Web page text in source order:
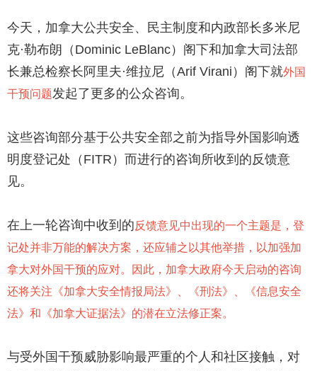
今天，加拿大公共安全、民主制度和内政部长多米尼
克·勒布朗（Dominic LeBlanc）阁下和加拿大司法部
长兼总检察长阿里夫·维拉尼（Arif Virani）阁下就外国
干预问题发起了更多的公众咨询。
这些咨询部分基于公共安全部之前为指导外国影响透
明度登记处（FITR）而进行的咨询所收到的反馈意
见。
在上一轮咨询中收到的反馈意见中出现的一个主题是，登
记处并非万能的解决方案，还应辅之以其他举措，以加强加
拿大对外国干预的应对。因此，加拿大政府今天启动的咨询
还将关注《加拿大安全情报局法》、《刑法》、《信息安全
法》和《加拿大证据法》的潜在立法修正案。
与受外国干预威胁影响最严重的个人和社区接触，对